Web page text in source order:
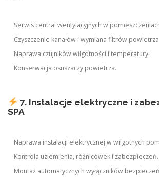
Serwis central wentylacyjnych w
Czyszczenie kanałów i wymiana filtrów
Naprawa czujników wilgotności i temperatury.
Konserwacja osuszaczy powietrza.
7. Instalacje elektryczne i
SPA
Naprawa instalacji elektrycznej w wilgotnych
Kontrola uziemienia, różnicówek i zabezpieczeń.
Montaż automatycznych wyłączników